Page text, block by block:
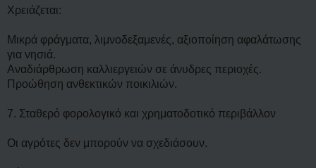
Χρειάζεται:
Μικρά φράγματα, λιμνοδεξαμενές, αξιοποίηση αφαλάτωσης
για νησιά.
Αναδιάρθρωση καλλιεργειών σε άνυδρες περιοχές.
Προώθηση ανθεκτικών ποικιλιών.
7. Σταθερό φορολογικό και χρηματοδοτικό περιβάλλον
Οι αγρότες δεν μπορούν να σχεδιάσουν.